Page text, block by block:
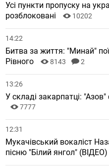
Усі пункти пропуску на
розблоковані
10202
14:22
Битва за життя: "Минай"
Рівного
8143 2
13:26
У складі закарпатці:
7777
12:31
Мукачівський вокаліст
пісню "Білий янгол" (ВІДЕО)